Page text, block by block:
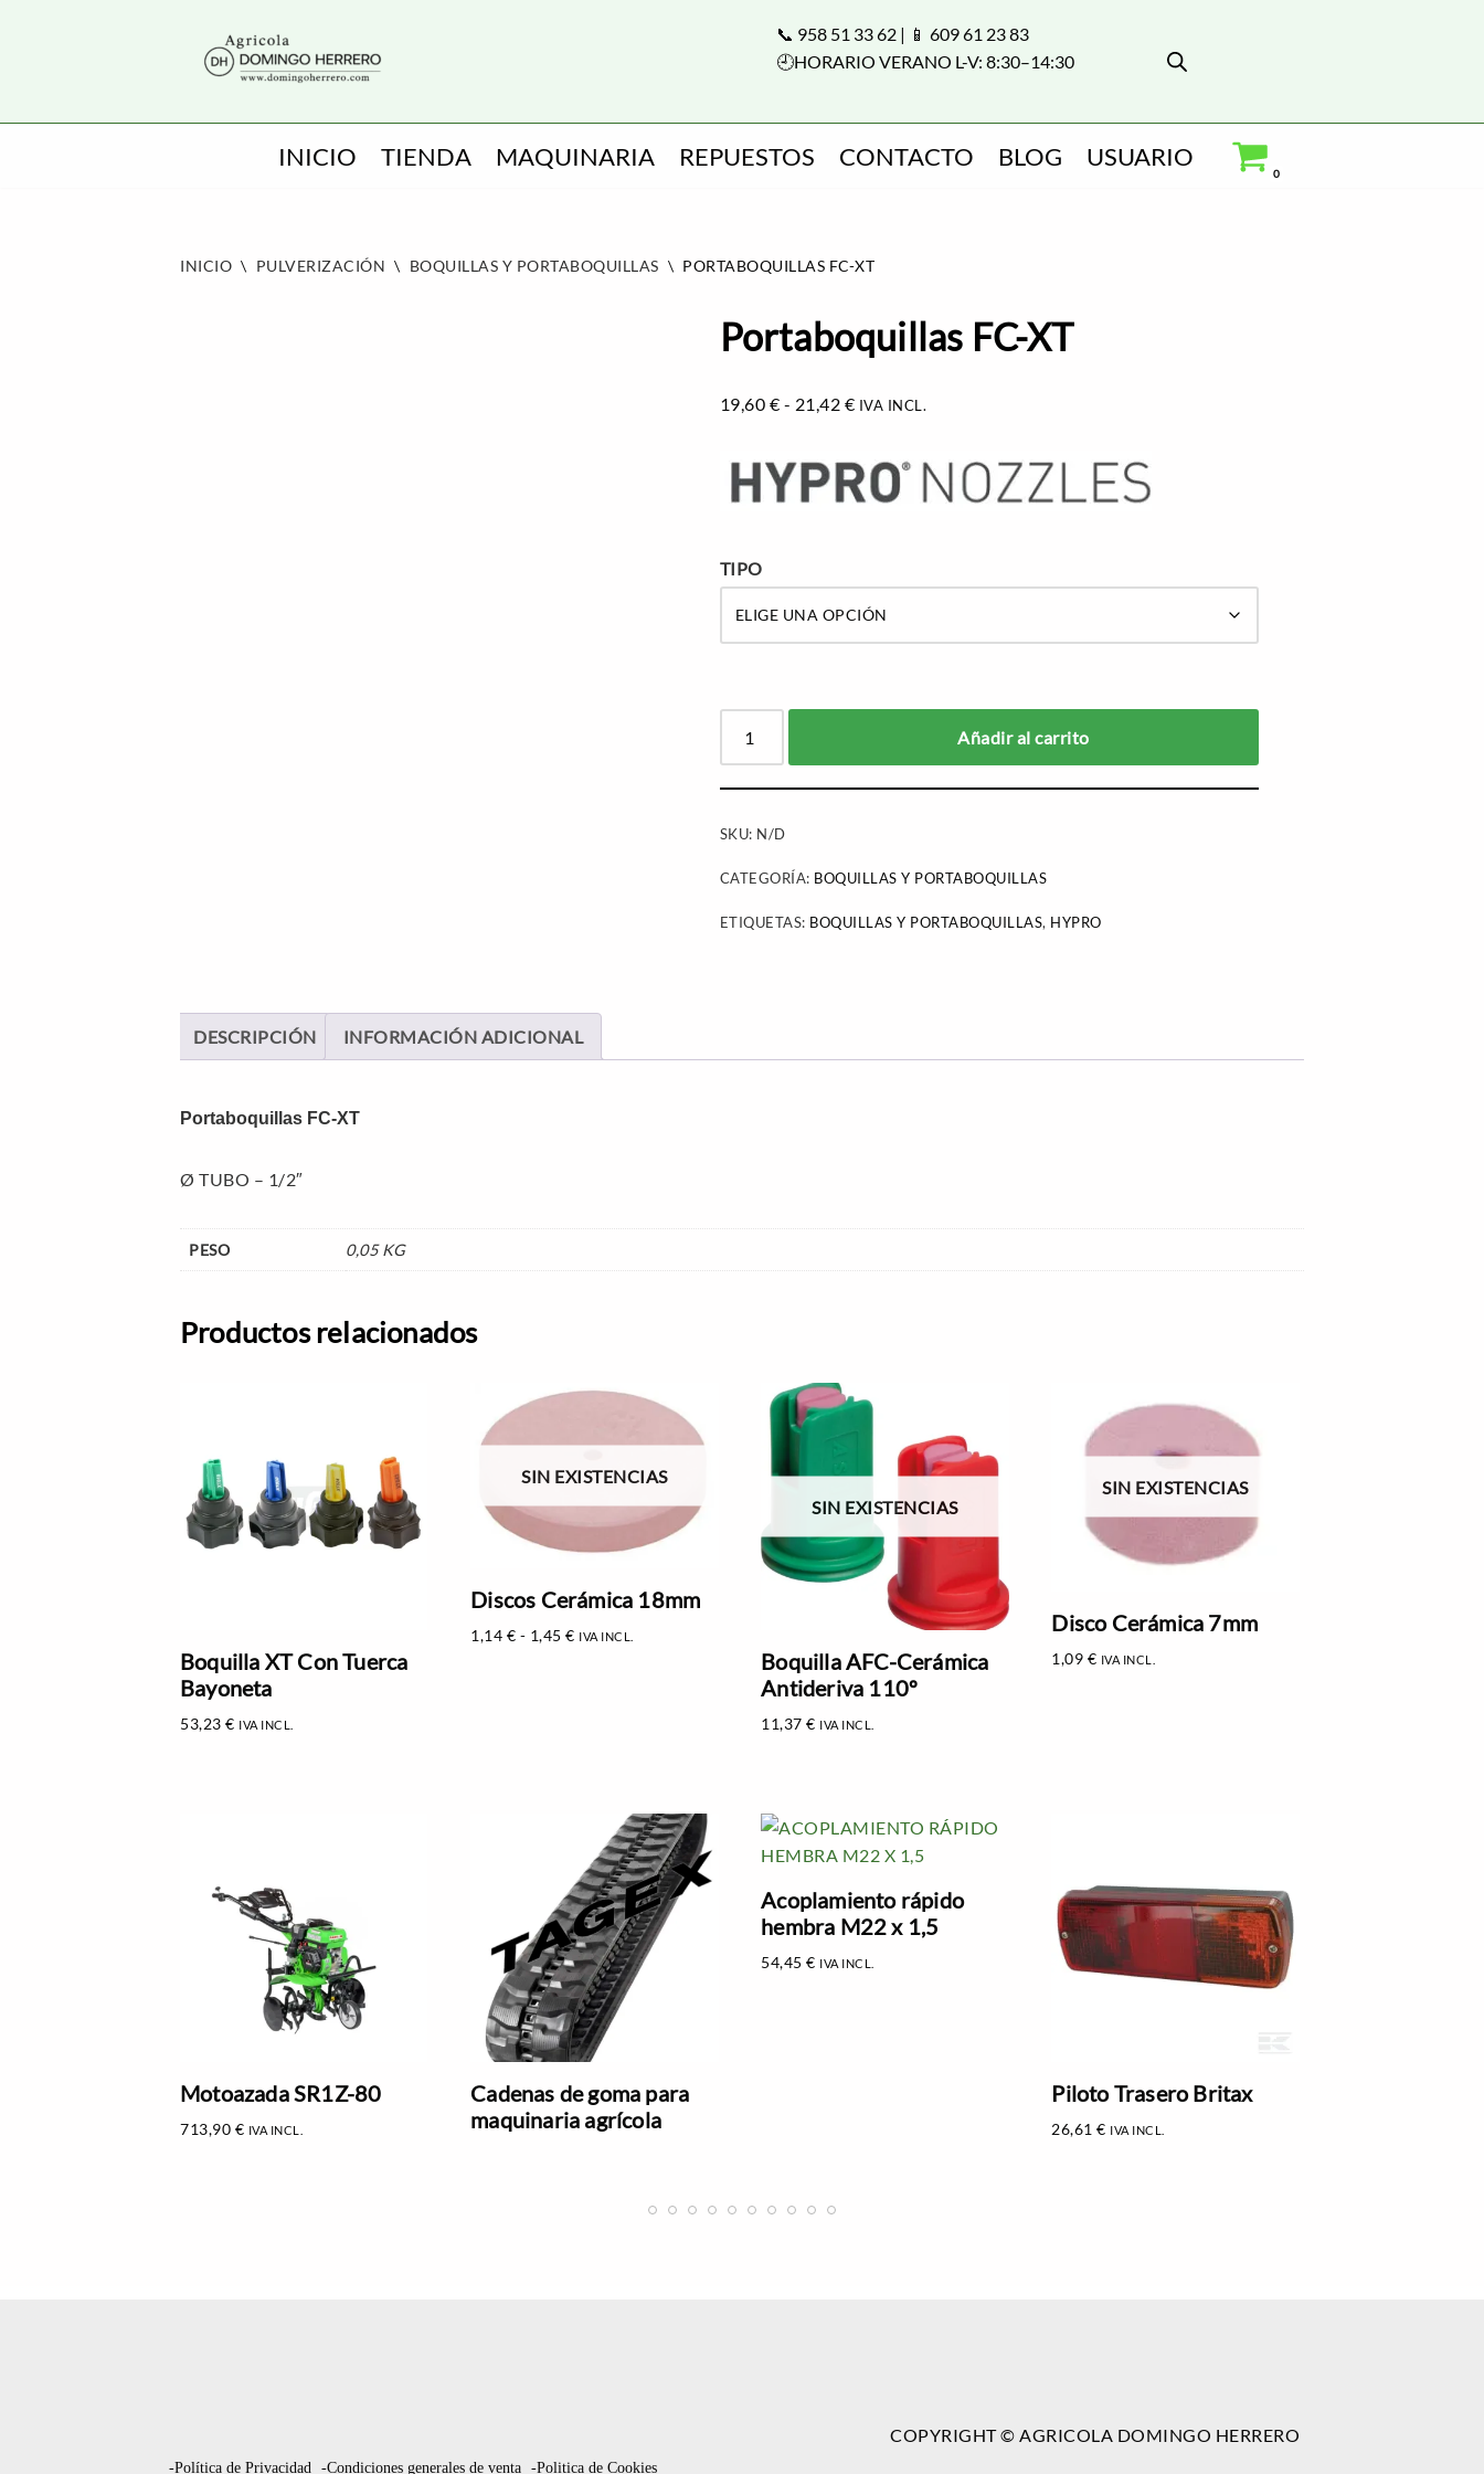
📞 958 51 33 62 | 📱 609 61 23 83
🕘HORARIO VERANO L-V: 8:30–14:30
INICIO TIENDA MAQUINARIA REPUESTOS CONTACTO BLOG USUARIO
0
INICIO \ PULVERIZACIÓN \ BOQUILLAS Y PORTABOQUILLAS \ PORTABOQUILLAS FC-XT
Portaboquillas FC-XT
19,60 € - 21,42 € IVA INCL.
TIPO
Añadir al carrito
SKU: N/D
CATEGORÍA: BOQUILLAS Y PORTABOQUILLAS
ETIQUETAS: BOQUILLAS Y PORTABOQUILLAS, HYPRO
DESCRIPCIÓN INFORMACIÓN ADICIONAL
Portaboquillas FC-XT
Ø TUBO – 1/2″
PESO 0,05 KG
Productos relacionados
Boquilla XT Con Tuerca
Bayoneta
53,23 € IVA INCL.
SIN EXISTENCIAS
Discos Cerámica 18mm
1,14 € - 1,45€ IVA INCL.
SIN EXISTENCIAS
Boquilla AFC-Cerámica
Antideriva 110º
11,37€ IVA INCL.
SIN EXISTENCIAS
Disco Cerámica 7mm
1,09 € IVA INCL.
Motoazada SR1Z-80
713,90 € IVA INCL.
Cadenas de goma para
maquinaria agrícola
Acoplamiento rápido
hembra M22 x 1,5
54,45€ IVA INCL.
Piloto Trasero Britax
26,61€ IVA INCL.
-Política de Privacidad -Condiciones generales de venta -Politica de Cookies
COPYRIGHT © AGRICOLA DOMINGO HERRERO